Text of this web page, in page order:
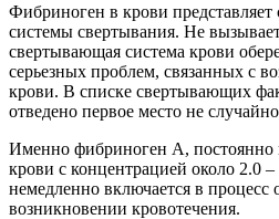
Фибриноген в крови
системы свертывания. Не
свертывающая система крови
серьезных проблем, связанных с
крови. В списке свертывающих
отведено первое место не
Именно фибриноген А, постоянно
крови с концентрацией около 2.0
немедленно включается в процесс
возникновении кровотечения.